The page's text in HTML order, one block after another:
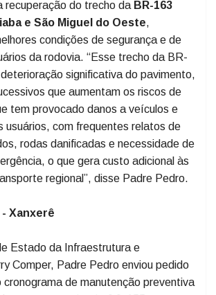
do Dnit em SC, Amauri Sousa
apelou que empreenda esforços
recuperação do trecho daBR-163
e São Miguel do Oeste,
condições de segurança e de
da rodovia. “Esse trecho da BR-
significativa do pavimento,
que aumentam os riscos de
tem provocado danos a veículos e
usuários, com frequentes relatos de
o que gera custo adicional às
Xanxerê